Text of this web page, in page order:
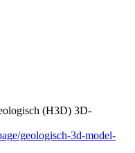
(H3D) 3D-
geologisch-3d-model-